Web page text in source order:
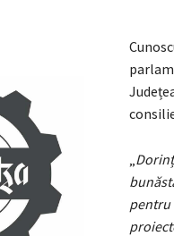
„
pentru